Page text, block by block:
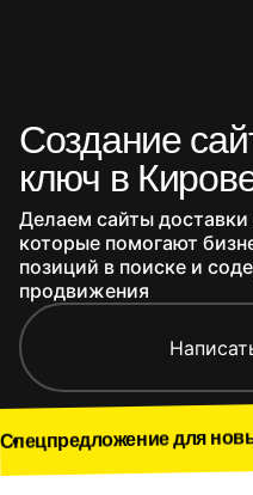
Создание
ключ в
Делаем сайты
которые помогают
позиций в поиске и
продвижения
для новых